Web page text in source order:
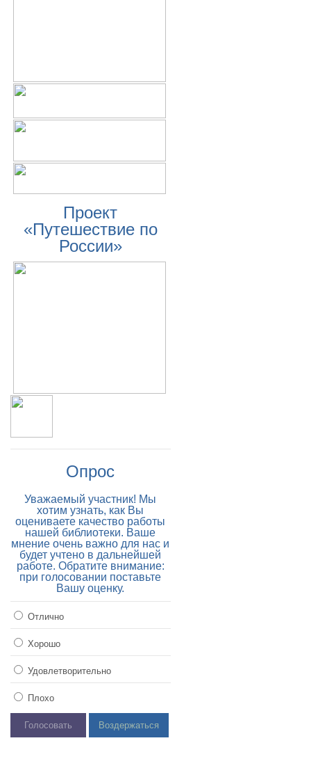
Проект
«Путешествие по
России»
Опрос
Уважаемый участник! Мы
хотим узнать, как Вы
оцениваете качество работы
нашей библиотеки. Ваше
мнение очень важно для нас и
будет учтено в дальнейшей
работе. Обратите внимание:
при голосовании поставьте
Вашу оценку.
Отлично
Хорошо
Удовлетворительно
Плохо
Голосовать Воздержаться